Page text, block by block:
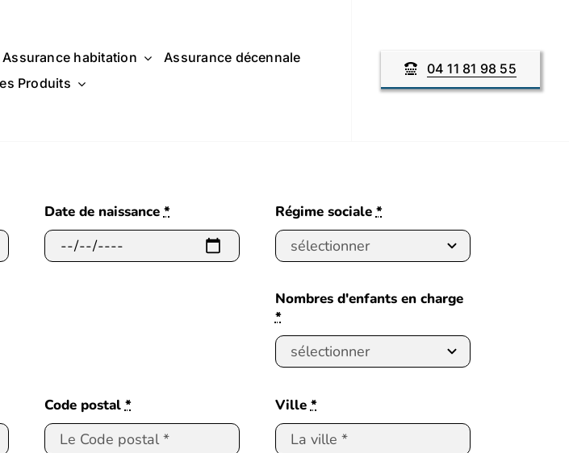
Assurance habitation
Assurance décennale
Produits
04 11 81 98 55
Date de naissance* Régime sociale*
Nombres d'enfants en charge
*
Code postal* Ville*